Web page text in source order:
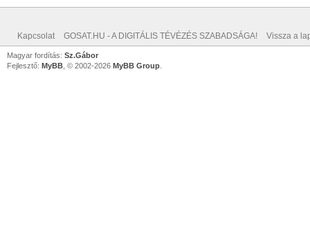
Kapcsolat GOSAT.HU - A DIGITÁLIS TÉVÉZÉS SZABADSÁGA! Vissza a
Magyar fordítás: Sz.Gábor
Fejlesztő: MyBB , © 2002-2026 MyBB Group